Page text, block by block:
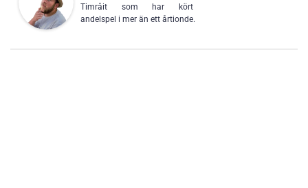
Timråit som har kört
andelspel i mer än ett årtionde.